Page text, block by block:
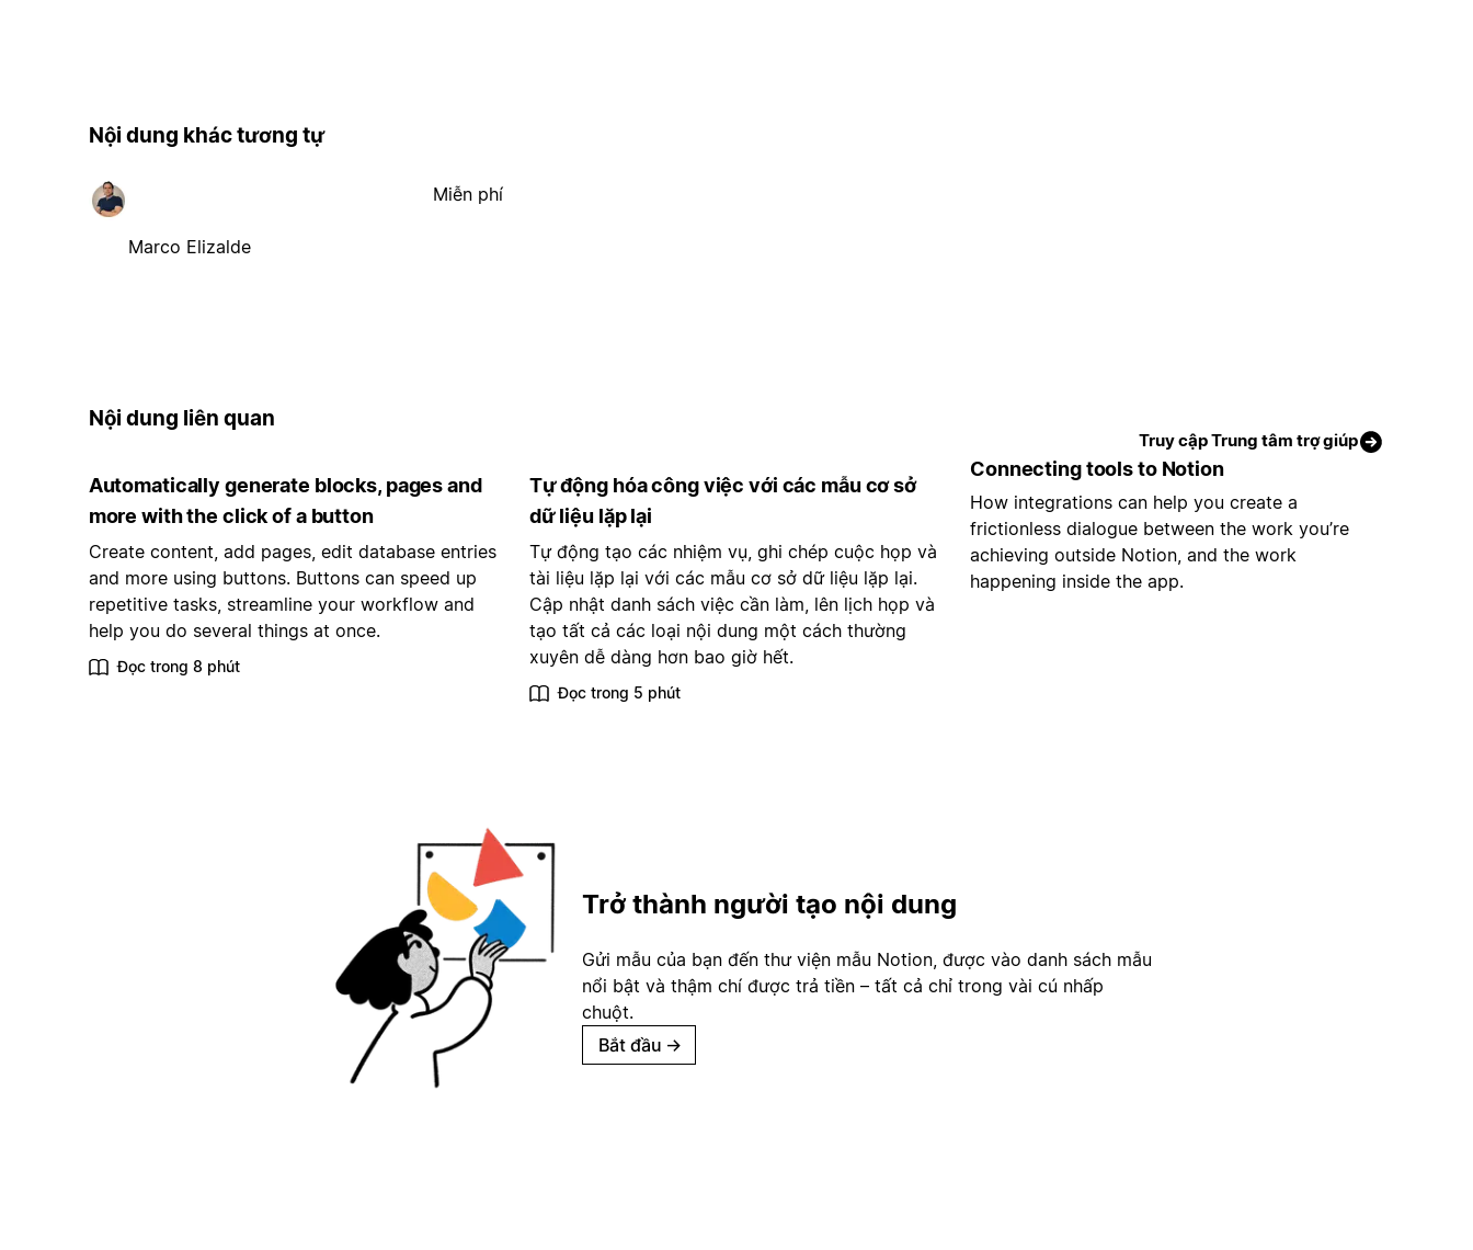
Nội dung khác tương tự
Marco Elizalde
Miễn phí
Nội dung liên quan
Truy cập Trung tâm trợ giúp
Automatically generate blocks, pages and
more with the click of a button
Create content, add pages, edit database entries
and more using buttons. Buttons can speed up
repetitive tasks, streamline your workflow and
help you do several things at once.
Đọc trong 8 phút
Tự động hóa công việc với các mẫu cơ sở
dữ liệu lặp lại
Tự động tạo các nhiệm vụ, ghi chép cuộc họp và
tài liệu lặp lại với các mẫu cơ sở dữ liệu lặp lại.
Cập nhật danh sách việc cần làm, lên lịch họp và
tạo tất cả các loại nội dung một cách thường
xuyên dễ dàng hơn bao giờ hết.
Đọc trong 5 phút
Connecting tools to Notion
How integrations can help you create a
frictionless dialogue between the work you’re
achieving outside Notion, and the work
happening inside the app.
Trở thành người tạo nội dung
Gửi mẫu của bạn đến thư viện mẫu Notion, được vào danh sách mẫu
nổi bật và thậm chí được trả tiền – tất cả chỉ trong vài cú nhấp
chuột.
Bắt đầu →